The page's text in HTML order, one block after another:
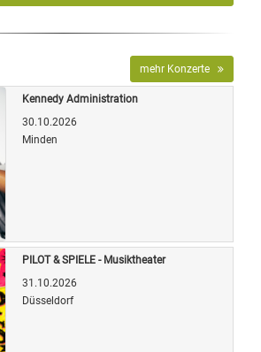
mehr Konzerte
Kennedy Administration
30.10.2026
Minden
PILOT & SPIELE - Musiktheater
31.10.2026
Düsseldorf